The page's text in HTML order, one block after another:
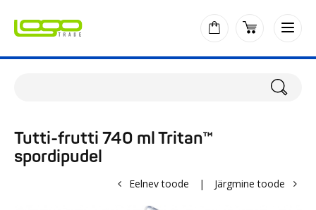
Tutti-frutti 740 ml Tritan™
spordipudel
Eelnev toode | Järgmine toode